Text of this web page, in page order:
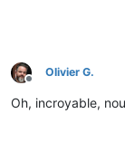
Hors-ligne
Olivier G.
Oh, incroyable,